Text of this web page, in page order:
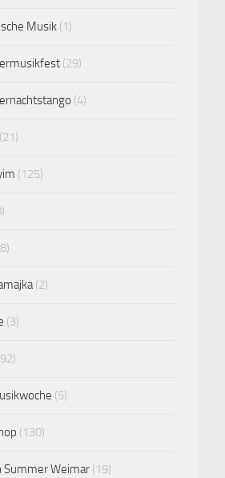
Musik (1)
(29)
(4)
(21)
(125)
(2)
(3)
(5)
(130)
Summer Weimar (19)